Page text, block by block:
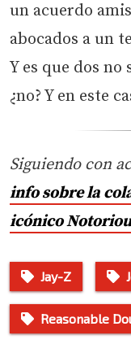
un acuerdo
abocados a un
Y es que dos no
¿no? Y en este
Siguiendo con
info sobre la
icónico
Jay-Z
Reasonable